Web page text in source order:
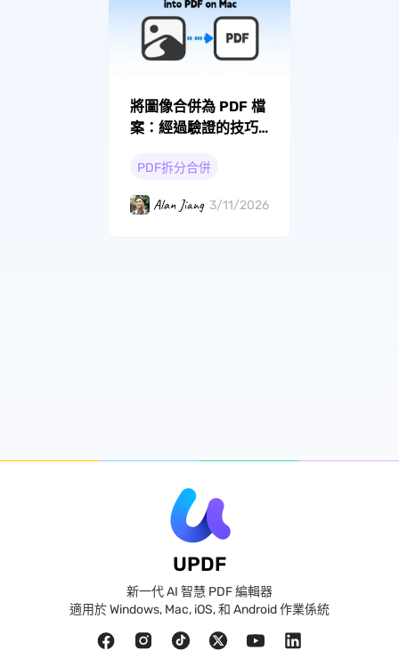
將圖像合併為 PDF 檔
案：經過驗證的技巧
PDF拆分合併
Alan Jiang 3/11/2026
UPDF
新一代 AI 智慧 PDF 編輯器
適用於 Windows, Mac, iOS, 和 Android 作業係統